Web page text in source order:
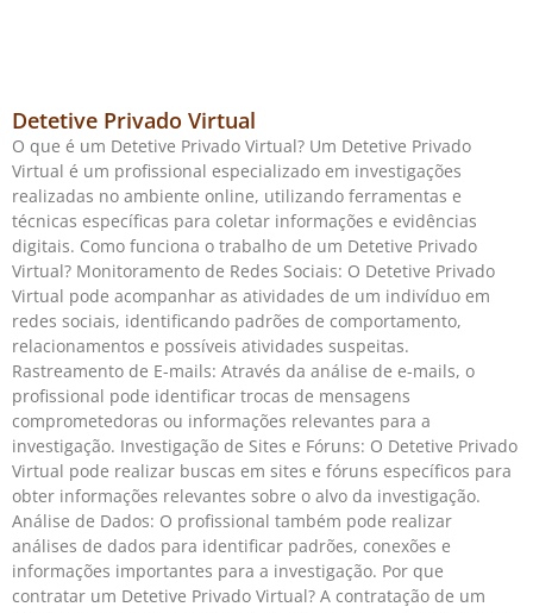
Detetive Privado Virtual
O que é um Detetive Privado Virtual? Um Detetive Privado
Virtual é um profissional especializado em investigações
realizadas no ambiente online, utilizando ferramentas e
técnicas específicas para coletar informações e evidências
digitais. Como funciona o trabalho de um Detetive Privado
Virtual? Monitoramento de Redes Sociais: O Detetive Privado
Virtual pode acompanhar as atividades de um indivíduo em
redes sociais, identificando padrões de comportamento,
relacionamentos e possíveis atividades suspeitas.
Rastreamento de E-mails: Através da análise de e-mails, o
profissional pode identificar trocas de mensagens
comprometedoras ou informações relevantes para a
investigação. Investigação de Sites e Fóruns: O Detetive Privado
Virtual pode realizar buscas em sites e fóruns específicos para
obter informações relevantes sobre o alvo da investigação.
Análise de Dados: O profissional também pode realizar
análises de dados para identificar padrões, conexões e
informações importantes para a investigação. Por que
contratar um Detetive Privado Virtual? A contratação de um